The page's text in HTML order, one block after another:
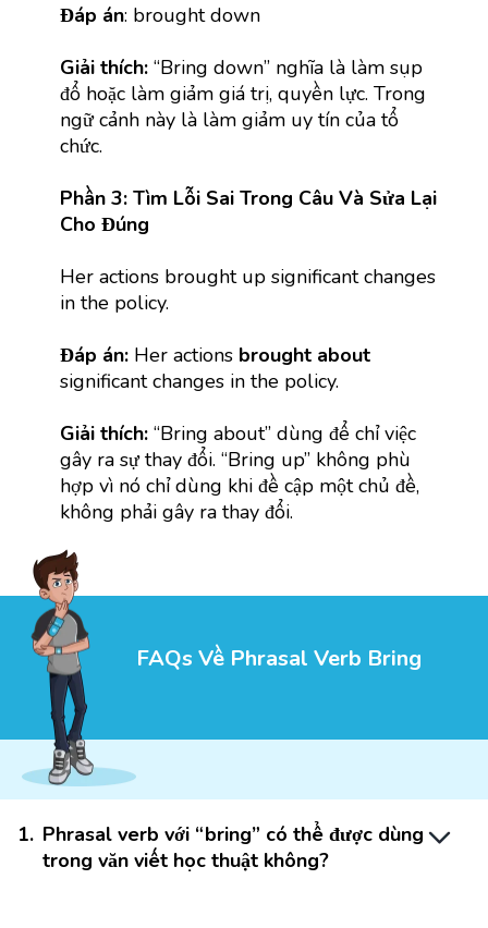
Đáp án: brought down
Giải thích:“Bring down” nghĩa là làm sụp
đổ hoặc làm giảm giá trị, quyền lực. Trong
ngữ cảnh này là làm giảm uy tín của tổ
chức.
Phần 3: Tìm Lỗi Sai Trong Câu Và Sửa Lại
Cho Đúng
Her actions brought up significant changes
in the policy.
Đáp án:Her actions brought about
significant changes in the policy.
Giải thích:“Bring about” dùng để chỉ việc
gây ra sự thay đổi. “Bring up” không phù
hợp vì nó chỉ dùng khi đề cập một chủ đề,
không phải gây ra thay đổi.
FAQs Về Phrasal Verb Bring
1. Phrasal verb với “bring” có thể được dùng
trong văn viết học thuật không?